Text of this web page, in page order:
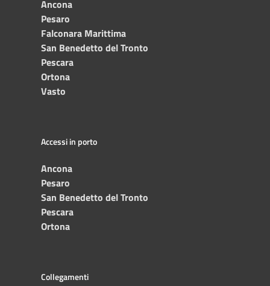
Ancona
Pesaro
Falconara Marittima
San Benedetto del Tronto
Pescara
Ortona
Vasto
Accessi in porto
Ancona
Pesaro
San Benedetto del Tronto
Pescara
Ortona
Collegamenti